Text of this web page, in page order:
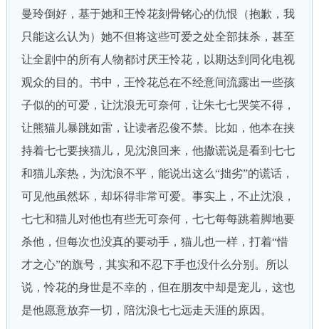
曼玲倒好，基于她和王怜花刻骨铭心的仇恨（抱歉，我
只能这么认为）她不但将这些可爱之处全部抹杀，甚至
让全剧中的所有人物都讨厌王怜花，以期达到同化电视
观众的目的。书中，王怜花总在不经意间流露出一些孩
子似的的可爱，让沈浪无可奈何，让朱七七哭笑不得，
让熊猫儿暴跳如雷，让读者忍俊不禁。比如，他本在挟
持着七七要挟猫儿，见沈浪回来，他撒谎说是看到七七
和猫儿亲热，为沈浪不平，能说出这么“拙劣”的谎话，
可见他虽然坏，却坏得非常可爱。事实上，不止沈浪，
七七和猫儿对他也有些无可奈何，七七每每跳着脚地要
杀他，但每次也没真的要动手，猫儿也一样，打着“惜
才之心”的旗号，其实和不忍下手也没什么分别。所以
说，怜花的身世是不幸的，但在朋友中却是宠儿，这也
是他愿意放弃一切，陪沈浪七七远走天涯的原因。